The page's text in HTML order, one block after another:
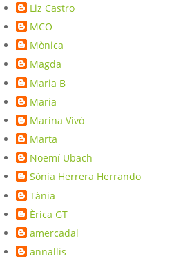
Liz Castro
MCO
Mònica
Magda
Maria B
Maria
Marina Vivó
Marta
Noemí Ubach
Sònia Herrera Herrando
Tània
Èrica GT
amercadal
annallis